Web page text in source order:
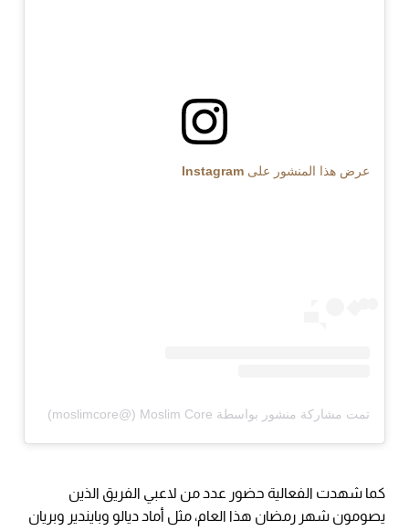
عرض هذا المنشور على Instagram
تمت مشاركة منشور بواسطة ‏‎Moslim Core‎‏ (@‏‎moslimcore‎‏)
كما شهدت الفعالية حضور عدد من لاعبي الفريق الذين
يصومون شهر رمضان هذا العام، مثل أماد ديالو وبايندير وبريان